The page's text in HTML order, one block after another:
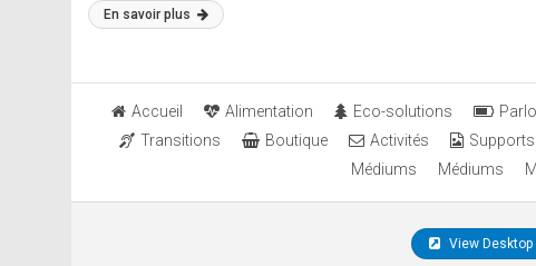
En savoir plus
Accueil Alimentation Eco-solutions
Transitions
Boutique Activités
Médiums
Médiums
View Desktop